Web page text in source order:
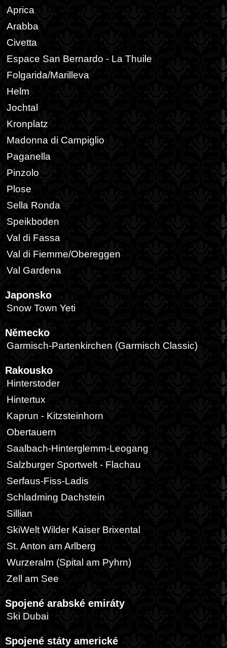
Aprica
Arabba
Civetta
Espace San Bernardo - La Thuile
Folgarida/Marilleva
Helm
Jochtal
Kronplatz
Madonna di Campiglio
Paganella
Pinzolo
Plose
Sella Ronda
Speikboden
Val di Fassa
Val di Fiemme/Obereggen
Val Gardena
Japonsko
Snow Town Yeti
Německo
Garmisch-Partenkirchen (Garmisch Classic)
Rakousko
Hinterstoder
Hintertux
Kaprun - Kitzsteinhorn
Obertauern
Saalbach-Hinterglemm-Leogang
Salzburger Sportwelt - Flachau
Serfaus-Fiss-Ladis
Schladming Dachstein
Sillian
SkiWelt Wilder Kaiser Brixental
St. Anton am Arlberg
Wurzeralm (Spital am Pyhrn)
Zell am See
Spojené arabské emiráty
Ski Dubai
Spojené státy americké